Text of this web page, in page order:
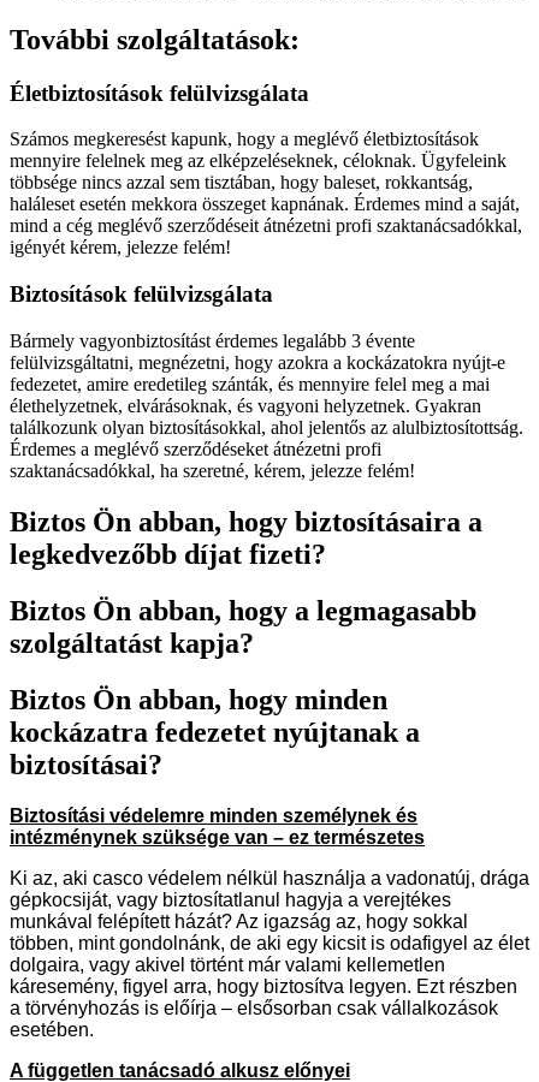
További szolgáltatások:
Életbiztosítások felülvizsgálata
Számos megkeresést kapunk, hogy a meglévő életbiztosítások
mennyire felelnek meg az elképzeléseknek, céloknak. Ügyfeleink
többsége nincs azzal sem tisztában, hogy baleset, rokkantság,
haláleset esetén mekkora összeget kapnának. Érdemes mind a saját,
mind a cég meglévő szerződéseit átnézetni profi szaktanácsadókkal,
igényét kérem, jelezze felém!
Biztosítások felülvizsgálata
Bármely vagyonbiztosítást érdemes legalább 3 évente
felülvizsgáltatni, megnézetni, hogy azokra a kockázatokra nyújt-e
fedezetet, amire eredetileg szánták, és mennyire felel meg a mai
élethelyzetnek, elvárásoknak, és vagyoni helyzetnek. Gyakran
találkozunk olyan biztosításokkal, ahol jelentős az alulbiztosítottság.
Érdemes a meglévő szerződéseket átnézetni profi
szaktanácsadókkal, ha szeretné, kérem, jelezze felém!
Biztos Ön abban, hogy biztosításaira a
legkedvezőbb díjat fizeti?
Biztos Ön abban, hogy a legmagasabb
szolgáltatást kapja?
Biztos Ön abban, hogy minden
kockázatra fedezetet nyújtanak a
biztosításai?
Biztosítási védelemre minden személynek és
intézménynek szüksége van – ez természetes
Ki az, aki casco védelem nélkül használja a vadonatúj, drága
gépkocsiját, vagy biztosítatlanul hagyja a verejtékes
munkával felépített házát? Az igazság az, hogy sokkal
többen, mint gondolnánk, de aki egy kicsit is odafigyel az élet
dolgaira, vagy akivel történt már valami kellemetlen
káresemény, figyel arra, hogy biztosítva legyen. Ezt részben
a törvényhozás is előírja – elsősorban csak vállalkozások
esetében.
A független tanácsadó alkusz előnyei